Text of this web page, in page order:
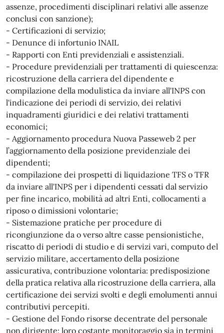
assenze, procedimenti disciplinari relativi alle assenze
conclusi con sanzione);
- Certificazioni di servizio;
- Denunce di infortunio INAIL
- Rapporti con Enti previdenziali e assistenziali.
- Procedure previdenziali per trattamenti di quiescenza:
ricostruzione della carriera del dipendente e
compilazione della modulistica da inviare all'INPS con
l'indicazione dei periodi di servizio, dei relativi
inquadramenti giuridici e dei relativi trattamenti
economici;
- Aggiornamento procedura Nuova Passeweb 2 per
l’aggiornamento della posizione previdenziale dei
dipendenti;
- compilazione dei prospetti di liquidazione TFS o TFR
da inviare all'INPS per i dipendenti cessati dal servizio
per fine incarico, mobilità ad altri Enti, collocamenti a
riposo o dimissioni volontarie;
- Sistemazione pratiche per procedure di
ricongiunzione da o verso altre casse pensionistiche,
riscatto di periodi di studio e di servizi vari, computo del
servizio militare, accertamento della posizione
assicurativa, contribuzione volontaria: predisposizione
della pratica relativa alla ricostruzione della carriera, alla
certificazione dei servizi svolti e degli emolumenti annui
contributivi percepiti.
- Gestione del Fondo risorse decentrate del personale
non dirigente: loro costante monitoraggio sia in termini